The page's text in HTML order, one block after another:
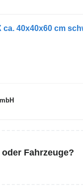
ca. 40x40x60 cm
Fahrzeuge?